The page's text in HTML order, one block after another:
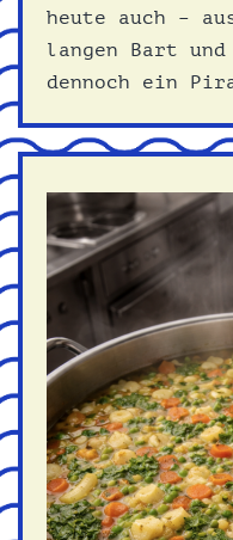
heute auch –
langen Bart und
dennoch ein